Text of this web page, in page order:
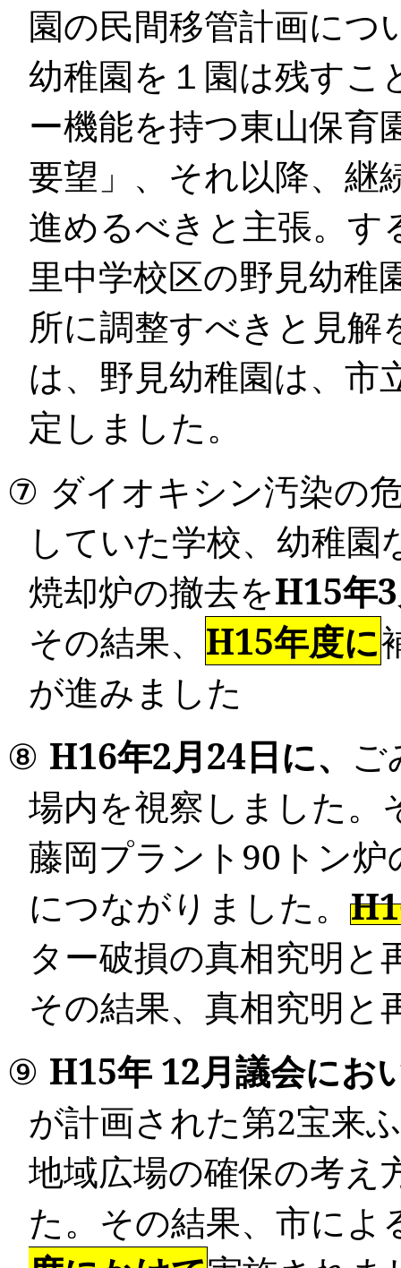
園の民間移管計画につ
幼稚園を１園は残すこ
ー機能を持つ東山保育
要望」、それ以降、継
進めるべきと主張。す
里中学校区の野見幼稚
所に調整すべきと見
は、野見幼稚園は、市
定しました。
⑦ ダイオキシン汚染の
していた学校、幼稚
焼却炉の撤去をH15年3
その結果、 H15年度に
が進みました
⑧ H16年2月24日に、 ご
場内を視察しました
藤岡プラント 90 トン
につながりました。
ター破損の真相究明
その結果、真相究明と
⑨ H15年 12月議会にお
が計画された第2宝来
地域広場の確保の考え
た。その結果、市によ